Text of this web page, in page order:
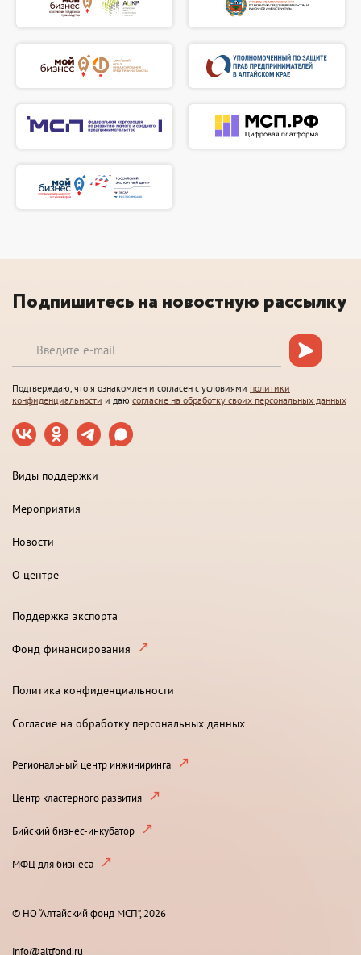
Подпишитесь на новостную рассылку
Подтверждаю, что я ознакомлен и согласен с условиями политики
конфиденциальности и даю согласие на обработку своих персональных данных
Виды поддержки
Мероприятия
Новости
О центре
Поддержка экспорта
Фонд финансирования
Политика конфиденциальности
Согласие на обработку персональных данных
Региональный центр инжиниринга
Центр кластерного развития
Бийский бизнес-инкубатор
МФЦ для бизнеса
© НО “Алтайский фонд МСП”, 2026
info@altfond.ru